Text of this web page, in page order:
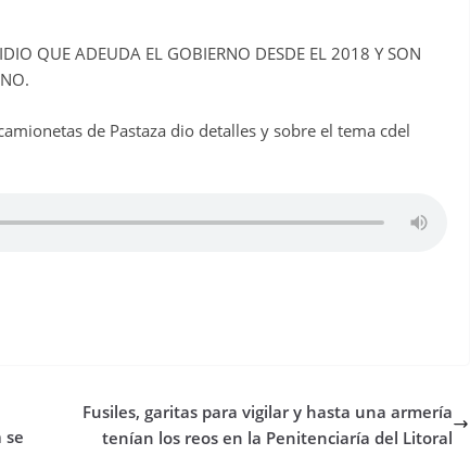
QUE ADEUDA EL GOBIERNO DESDE EL 2018 Y SON
de Pastaza dio detalles y sobre el tema cdel
se
Fusiles, garitas para vigilar y hasta una armería
tenían los reos en la Penitenciaría del Litoral